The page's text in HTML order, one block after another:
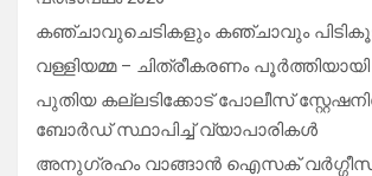
കഞ്ചാവുചെടികളും കഞ്ചാവും
വള്ളിയമ്മ – ചിത്രീകരണം പൂർത്തിയായി
പുതിയ കല്ലടിക്കോട് പോലീസ്
ബോർഡ് സ്ഥാപിച്ച് വ്യാപാരികൾ
അനുഗ്രഹം വാങ്ങാൻ ഐസക് വര്‍ഗ്ഗീസ്